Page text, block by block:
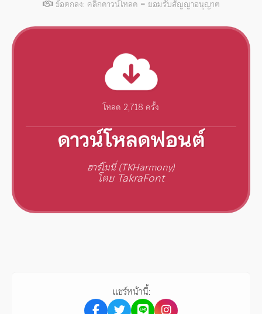
ข้อตกลง: คลิกดาวน์โหลด = ยอมรับสัญญาอนุญาต
โหลด 2,718 ครั้ง
ดาวน์โหลดฟอนต์
ฮาร์โมนี่ (TKHarmony)
โดย TakraFont
แชร์หน้านี้: